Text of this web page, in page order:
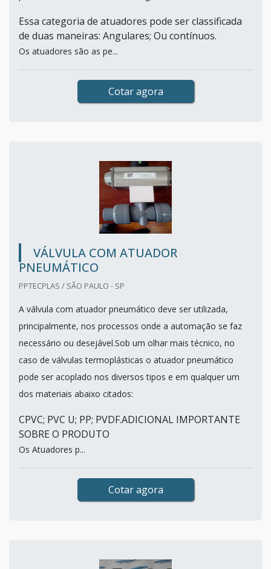
Essa categoria de atuadores pode ser classificada
de duas maneiras: Angulares; Ou contínuos.
Os atuadores são as pe...
Cotar agora
VÁLVULA COM ATUADOR
PNEUMÁTICO
PPTECPLAS / SÃO PAULO - SP
A válvula com atuador pneumático deve ser utilizada,
principalmente, nos processos onde a automação se faz
necessário ou desejável.Sob um olhar mais técnico, no
caso de válvulas termoplásticas o atuador pneumático
pode ser acoplado nos diversos tipos e em qualquer um
dos materiais abaixo citados:
CPVC; PVC U; PP; PVDF.ADICIONAL IMPORTANTE
SOBRE O PRODUTO
Os Atuadores p...
Cotar agora